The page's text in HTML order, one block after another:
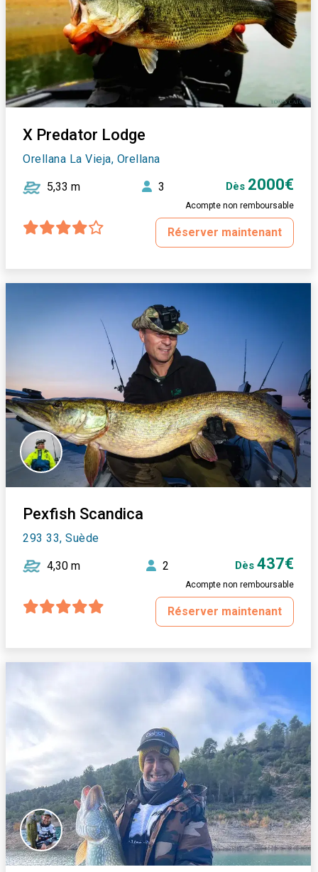
X Predator Lodge
Orellana La Vieja, Orellana
5,33 m 3 Dès 2000€
Acompte non remboursable
Réserver maintenant
Pexfish Scandica
293 33, Suède
4,30 m 2 Dès 437€
Acompte non remboursable
Réserver maintenant